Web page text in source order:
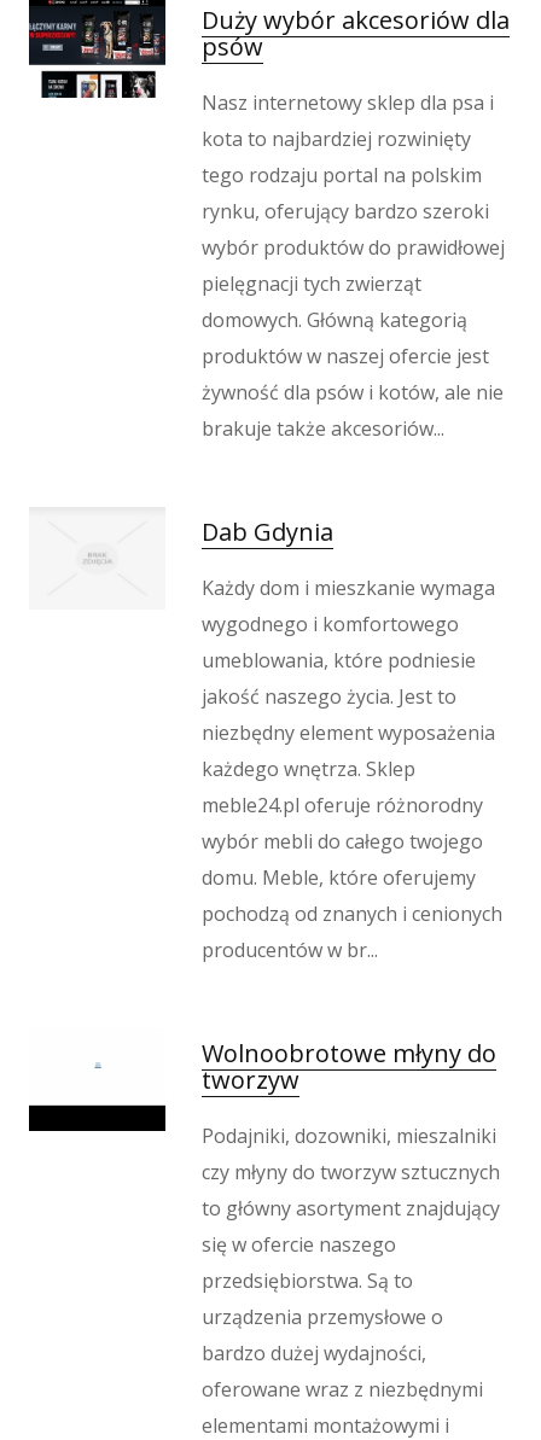
Wypoczynek
Kondycja
Dietetyka, Odchudzanie
Leczenie
Salony Kosmetyczne
Sprzęt Medyczny
Oprogramowanie
Oprogramowanie
Strony Internetowe
Kontakt
Duży wybór akcesoriów dla
psów
Nasz internetowy sklep dla psa i
kota to najbardziej rozwinięty
tego rodzaju portal na polskim
rynku, oferujący bardzo szeroki
wybór produktów do prawidłowej
pielęgnacji tych zwierząt
domowych. Główną kategorią
produktów w naszej ofercie jest
żywność dla psów i kotów, ale nie
brakuje także akcesoriów...
Dab Gdynia
Każdy dom i mieszkanie wymaga
wygodnego i komfortowego
umeblowania, które podniesie
jakość naszego życia. Jest to
niezbędny element wyposażenia
każdego wnętrza. Sklep
meble24.pl oferuje różnorodny
wybór mebli do całego twojego
domu. Meble, które oferujemy
pochodzą od znanych i cenionych
producentów w br...
Wolnoobrotowe młyny do
tworzyw
Podajniki, dozowniki, mieszalniki
czy młyny do tworzyw sztucznych
to główny asortyment znajdujący
się w ofercie naszego
przedsiębiorstwa. Są to
urządzenia przemysłowe o
bardzo dużej wydajności,
oferowane wraz z niezbędnymi
elementami montażowymi i